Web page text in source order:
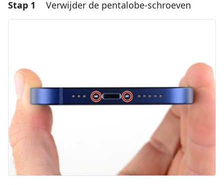
Stap 1 Verwijder de pentalobe-schroeven